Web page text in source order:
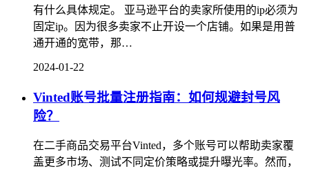
有什么具体规定。 亚马逊平台的卖家所使用的ip必须为
固定ip。因为很多卖家不止开设一个店铺。如果是用普
通开通的宽带，那…
2024-01-22
Vinted账号批量注册指南：如何规避封号风
险？
在二手商品交易平台Vinted，多个账号可以帮助卖家覆
盖更多市场、测试不同定价策略或提升曝光率。然而，